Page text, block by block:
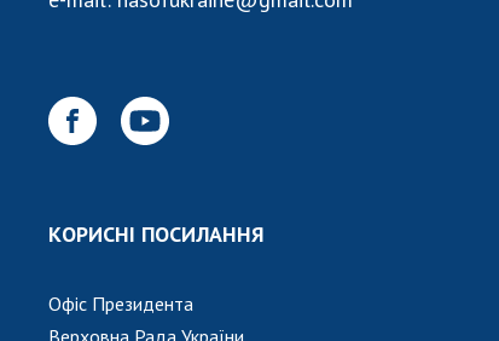
КОРИСНІ ПОСИЛАННЯ
Офіс Президента
Верховна Рада України